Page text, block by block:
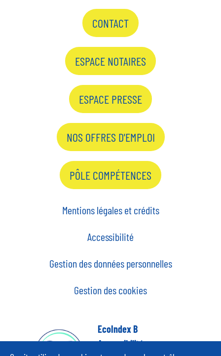
CONTACT
ESPACE NOTAIRES
ESPACE PRESSE
NOS OFFRES D'EMPLOI
PÔLE COMPÉTENCES
Mentions légales et crédits
Accessibilité
Gestion des données personnelles
Gestion des cookies
EcoIndex B
Accessibilité